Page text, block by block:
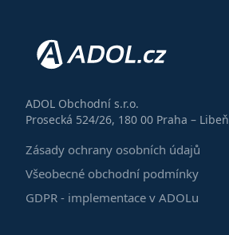
ADOL Obchodní s.r.o.
Prosecká 524/26, 180 00 Praha – Libeň
Zásady ochrany osobních údajů
Všeobecné obchodní podmínky
GDPR - implementace v ADOLu